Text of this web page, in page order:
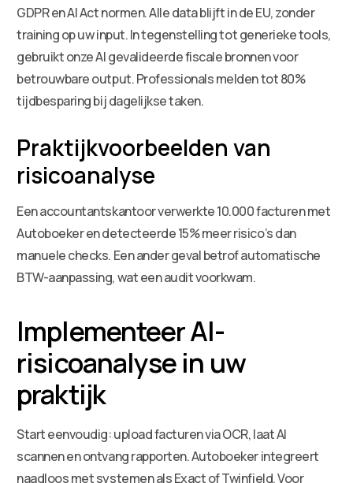
GDPR en AI Act normen. Alle data blijft in de EU, zonder
training op uw input. In tegenstelling tot generieke tools,
gebruikt onze AI gevalideerde fiscale bronnen voor
betrouwbare output. Professionals melden tot 80%
tijdbesparing bij dagelijkse taken.
Praktijkvoorbeelden van
risicoanalyse
Een accountantskantoor verwerkte 10.000 facturen met
Autoboeker en detecteerde 15% meer risico’s dan
manuele checks. Een ander geval betrof automatische
BTW-aanpassing, wat een audit voorkwam.
Implementeer AI-
risicoanalyse in uw
praktijk
Start eenvoudig: upload facturen via OCR, laat AI
scannen en ontvang rapporten. Autoboeker integreert
naadloos met systemen als Exact of Twinfield. Voor